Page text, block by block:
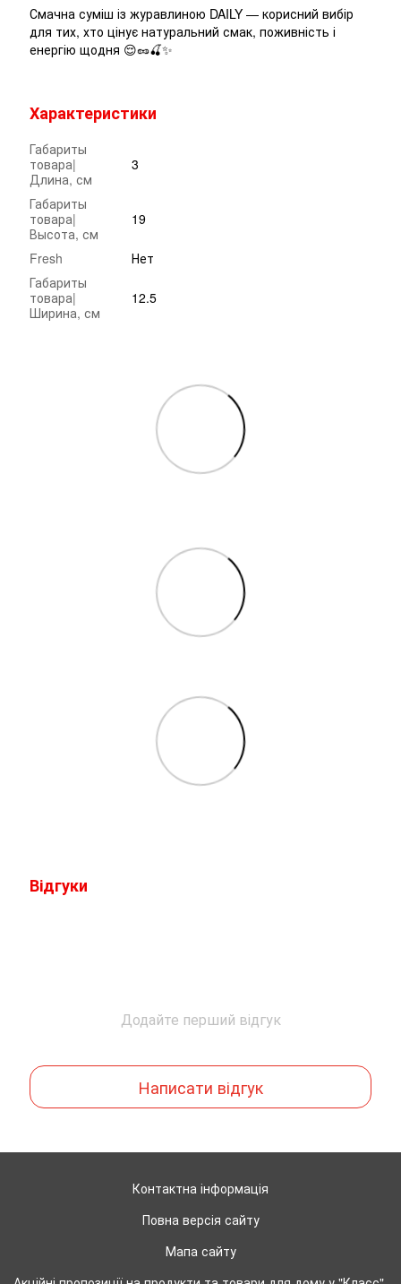
Смачна суміш із журавлиною DAILY — корисний вибір
для тих, хто цінує натуральний смак, поживність і
енергію щодня 😌🥜🍒✨
Характеристики
Габариты
товара|
Длина, см
3
Габариты
товара|
Высота, см
19
Fresh
Нет
Габариты
товара|
Ширина, см
12.5
Відгуки
Додайте перший відгук
Написати відгук
Контактна інформація
Повна версія сайту
Мапа сайту